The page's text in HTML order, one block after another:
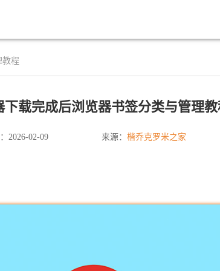
教程
下载完成后浏览器书签分类与管理
2026-02-09 来源： 楷乔克罗米之家